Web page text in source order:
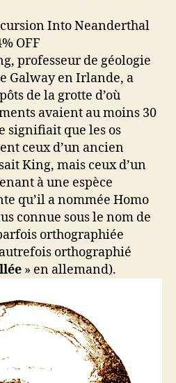
professeur de géologie
Galway en Irlande, a
de la grotte d’où
avaient au moins 30
signifiait que les os
ceux d’un ancien
King, mais ceux d’un
à une espèce
qu’il a nommée Homo
connue sous le nom de
orthographiée
orthographié
» en allemand).